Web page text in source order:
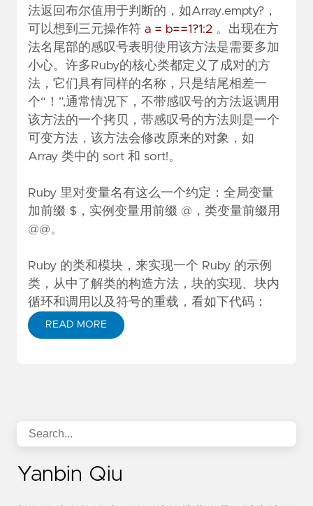
法返回布尔值用于判断的，如Array.empty?，
可以想到三元操作符 a = b==1?1:2 。出现在方
法名尾部的感叹号表明使用该方法是需要多加
小心。许多Ruby的核心类都定义了成对的方
法，它们具有同样的名称，只是结尾相差一
个“！”,通常情况下，不带感叹号的方法返调用
该方法的一个拷贝，带感叹号的方法则是一个
可变方法，该方法会修改原来的对象，如
Array 类中的 sort 和 sort!。
Ruby 里对变量名有这么一个约定：全局变量
加前缀 $，实例变量用前缀 @，类变量前缀用
@@。
Ruby 的类和模块，来实现一个 Ruby 的示例
类，从中了解类的构造方法，块的实现、块内
循环和调用以及符号的重载，看如下代码：
READ MORE
Yanbin Qiu